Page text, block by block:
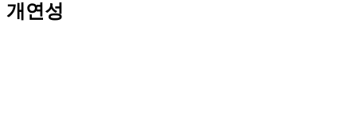
개연성